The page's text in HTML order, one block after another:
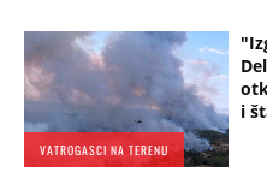
VATROGASCI NA TERENU
i